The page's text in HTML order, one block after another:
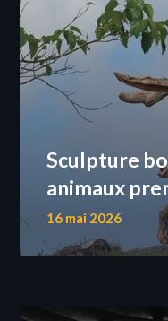
Sculpture
animaux
16 mai 2026